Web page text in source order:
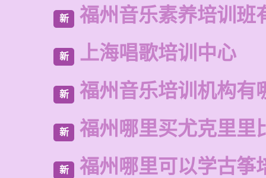
新 福州音乐素养培训班
新 上海唱歌培训中心
新 福州音乐培训机构有
新 福州哪里买尤克里里
新 福州哪里可以学古筝